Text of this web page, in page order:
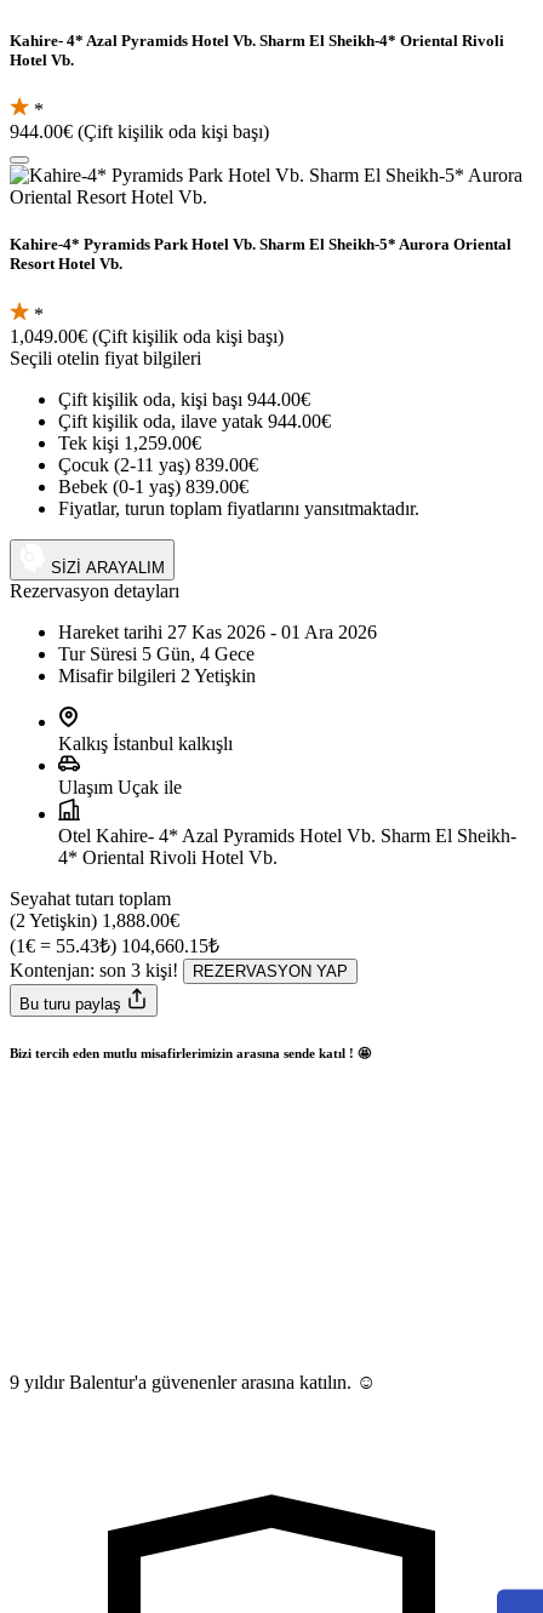
Kahire- 4* Azal Pyramids Hotel Vb. Sharm El Sheikh-4* Oriental Rivoli
Hotel Vb.
*
944.00€ (Çift kişilik oda kişi başı)
Kahire-4* Pyramids Park Hotel Vb. Sharm El Sheikh-5* Aurora Oriental
Resort Hotel Vb.
*
1,049.00€ (Çift kişilik oda kişi başı)
Seçili otelin fiyat bilgileri
Çift kişilik oda, kişi başı 944.00€
Çift kişilik oda, ilave yatak 944.00€
Tek kişi 1,259.00€
Çocuk (2-11 yaş) 839.00€
Bebek (0-1 yaş) 839.00€
Fiyatlar, turun toplam fiyatlarını yansıtmaktadır.
SİZİ ARAYALIM
Rezervasyon detayları
Hareket tarihi 27 Kas 2026 - 01 Ara 2026
Tur Süresi 5 Gün, 4 Gece
Misafir bilgileri 2 Yetişkin
Kalkış İstanbul kalkışlı
Ulaşım Uçak ile
Otel Kahire- 4* Azal Pyramids Hotel Vb. Sharm El Sheikh-
4* Oriental Rivoli Hotel Vb.
Seyahat tutarı toplam
(2 Yetişkin) 1,888.00€
(1€ = 55.43₺) 104,660.15₺
Kontenjan: son 3 kişi!
REZERVASYON YAP
Bu turu paylaş
Bizi tercih eden mutlu misafirlerimizin arasına sende katıl ! 🤩
9 yıldır Balentur'a güvenenler arasına katılın. ☺️